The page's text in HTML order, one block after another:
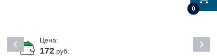
0
Цена:
172руб.